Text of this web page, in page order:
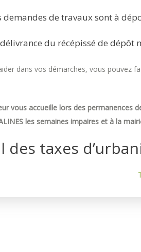
demandes de travaux sont à
du récépissé de
dans vos démarches, vous pouvez
vous accueille lors des permanences
les semaines impaires et à la
des taxes